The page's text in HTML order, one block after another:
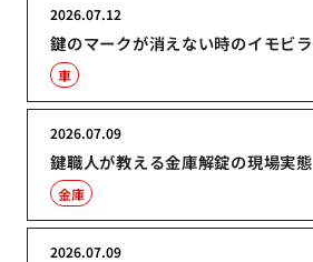
鍵のマークが消えない時のイモビ
2026.07.12
車
鍵職人が教える金庫解錠の現場実態
2026.07.09
金庫
2026.07.09